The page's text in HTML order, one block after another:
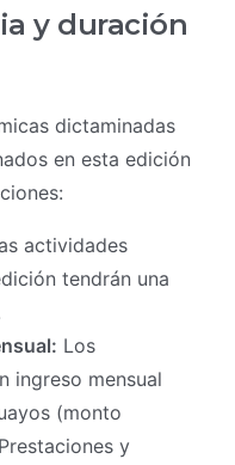
y duración
dictaminadas
en esta edición
actividades
tendrán una
Los
ingreso mensual
(monto
y